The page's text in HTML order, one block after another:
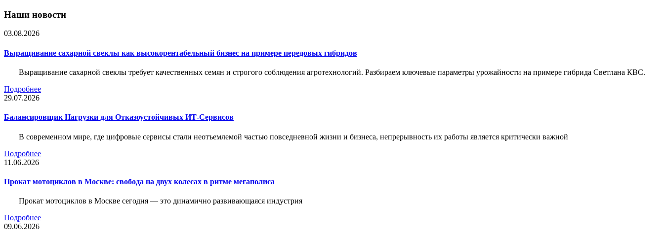
Наши новости
03.08.2026
Выращивание сахарной свеклы как высокорентабельный бизнес на примере передовых гибридов
Выращивание сахарной свеклы требует качественных семян и строгого соблюдения агротехнологий. Разбираем ключевые параметры урожайности на примере гибрида Светлана КВС.
Подробнее
29.07.2026
Балансировщик Нагрузки для Отказоустойчивых ИТ-Сервисов
В современном мире, где цифровые сервисы стали неотъемлемой частью повседневной жизни и бизнеса, непрерывность их работы является критически важной
Подробнее
11.06.2026
Прокат мотоциклов в Москве: свобода на двух колесах в ритме мегаполиса
Прокат мотоциклов в Москве сегодня — это динамично развивающаяся индустрия
Подробнее
09.06.2026